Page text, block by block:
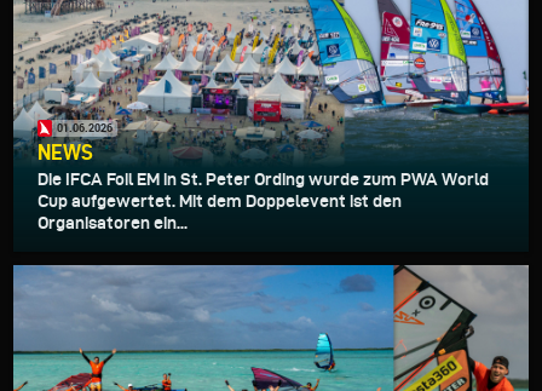
01.06.2026
NEWS
Die IFCA Foil EM in St. Peter Ording wurde zum PWA World
Cup aufgewertet. Mit dem Doppelevent ist den
Organisatoren ein...